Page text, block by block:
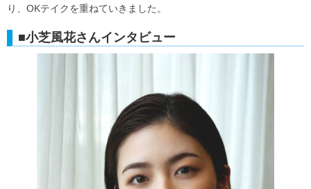
り、OKテイクを重ねていきました。
■小芝風花さんインタビュー